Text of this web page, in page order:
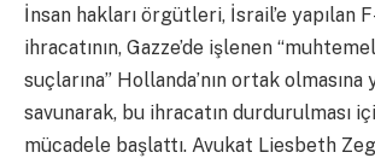
İnsan hakları örgütleri, İsrail’e yapılan
ihracatının, Gazze’de işlenen
suçlarına” Hollanda’nın ortak olmasına
savunarak, bu ihracatın durdurulması
mücadele başlattı. Avukat Liesbeth